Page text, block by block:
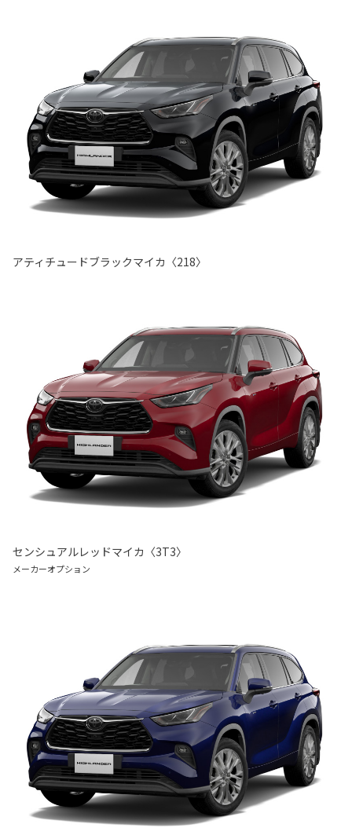
アティチュードブラックマイカ〈218〉
センシュアルレッドマイカ〈3T3〉
メーカーオプション